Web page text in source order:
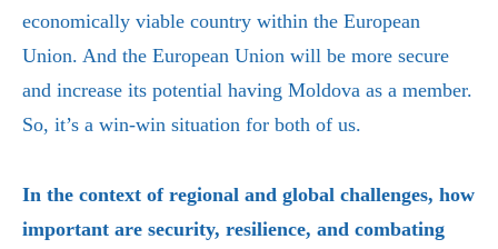
economically viable country within the European
Union. And the European Union will be more secure
and increase its potential having Moldova as a member.
So, it’s a win-win situation for both of us.
In the context of regional and global challenges, how
important are security, resilience, and combating